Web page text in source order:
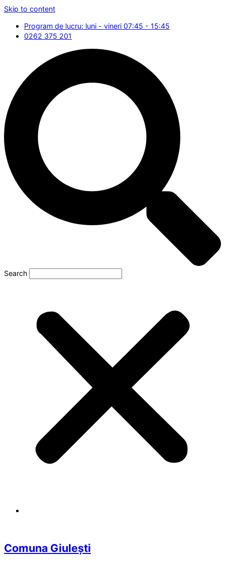
Skip to content
Program de lucru: luni - vineri 07:45 - 15:45
0262 375 201
Search
Comuna Giulești